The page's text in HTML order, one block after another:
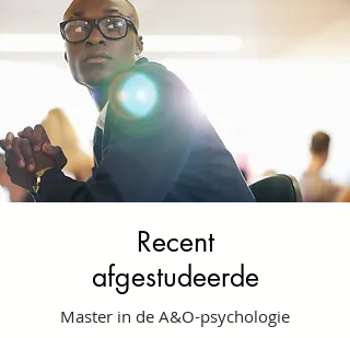
Recent
afgestudeerde
Master in de A&O-psychologie